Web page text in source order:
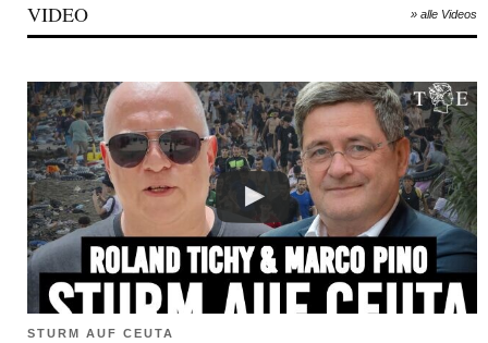
VIDEO » alle Videos
STURM AUF CEUTA